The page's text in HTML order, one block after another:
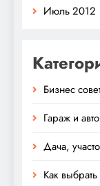
Июль 2012
Бизнес
Гараж и авто
Дача,
Как